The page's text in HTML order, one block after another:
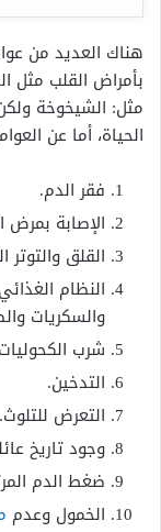
هناك العديد من
بأمراض القلب مثل
مثل: الشيخوخة
الحياة، أما عن
فقر الدم.
الإصابة
القلق والتوتر
النظام
والسكريات
شرب
التدخين.
التعرض للتلوث.
وجود تاريخ
ضغط الدم
الخمول وعدم